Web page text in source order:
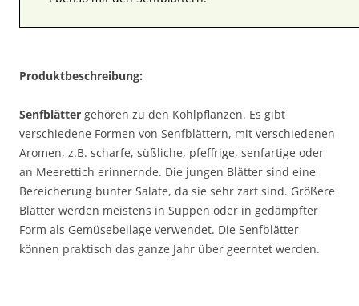
Produktbeschreibung:
Senfblätter gehören zu den Kohlpflanzen. Es gibt
verschiedene Formen von Senfblättern, mit verschiedenen
Aromen, z.B. scharfe, süßliche, pfeffrige, senfartige oder
an Meerettich erinnernde. Die jungen Blätter sind eine
Bereicherung bunter Salate, da sie sehr zart sind. Größere
Blätter werden meistens in Suppen oder in gedämpfter
Form als Gemüsebeilage verwendet. Die Senfblätter
können praktisch das ganze Jahr über geerntet werden.